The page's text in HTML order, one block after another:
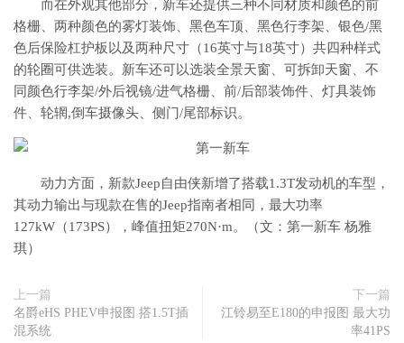
而在外观其他部分，新车还提供三种不同材质和颜色的前
格栅、两种颜色的雾灯装饰、黑色车顶、黑色行李架、银色/黑
色后保险杠护板以及两种尺寸（16英寸与18英寸）共四种样式
的轮圈可供选装。新车还可以选装全景天窗、可拆卸天窗、不
同颜色行李架/外后视镜/进气格栅、前/后部装饰件、灯具装饰
件、轮辋,倒车摄像头、侧门/尾部标识。
动力方面，新款Jeep自由侠新增了搭载1.3T发动机的车型，
其动力输出与现款在售的Jeep指南者相同，最大功率
127kW（173PS），峰值扭矩270N·m。（文：第一新车 杨雅
琪）
上一篇
名爵eHS PHEV申报图 搭1.5T插
混系统
下一篇
江铃易至E180的申报图 最大功
率41PS